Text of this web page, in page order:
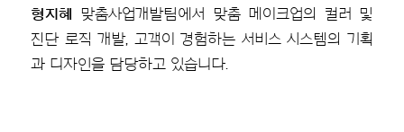
형지혜
맞춤사업개발팀에서 맞춤 메이크업의 컬러 및
진단 로직 개발, 고객이 경험하는 서비스 시스템의 기획
과 디자인을 담당하고 있습니다.